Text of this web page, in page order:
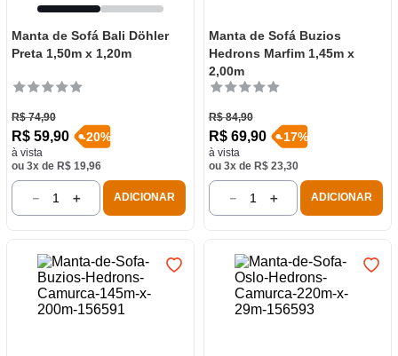
Manta de Sofá Bali Döhler
Preta 1,50m x 1,20m
R$ 74,90
R$ 59,90
à vista
-20%
ou 3x de R$ 19,96
＋
－ ADICIONAR
Manta de Sofá Buzios
Hedrons Marfim 1,45m x
2,00m
R$ 84,90
R$ 69,90
à vista
-17%
ou 3x de R$ 23,30
＋
－ ADICIONAR